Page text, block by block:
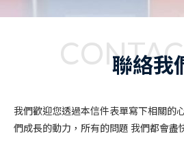
聯絡我
我們歡迎您透過本信件表單寫下相關的
們成長的動力，所有的問題 我們都會盡